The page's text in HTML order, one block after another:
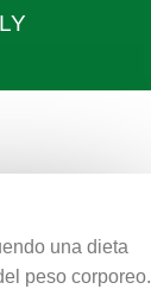
una dieta
peso corporeo.